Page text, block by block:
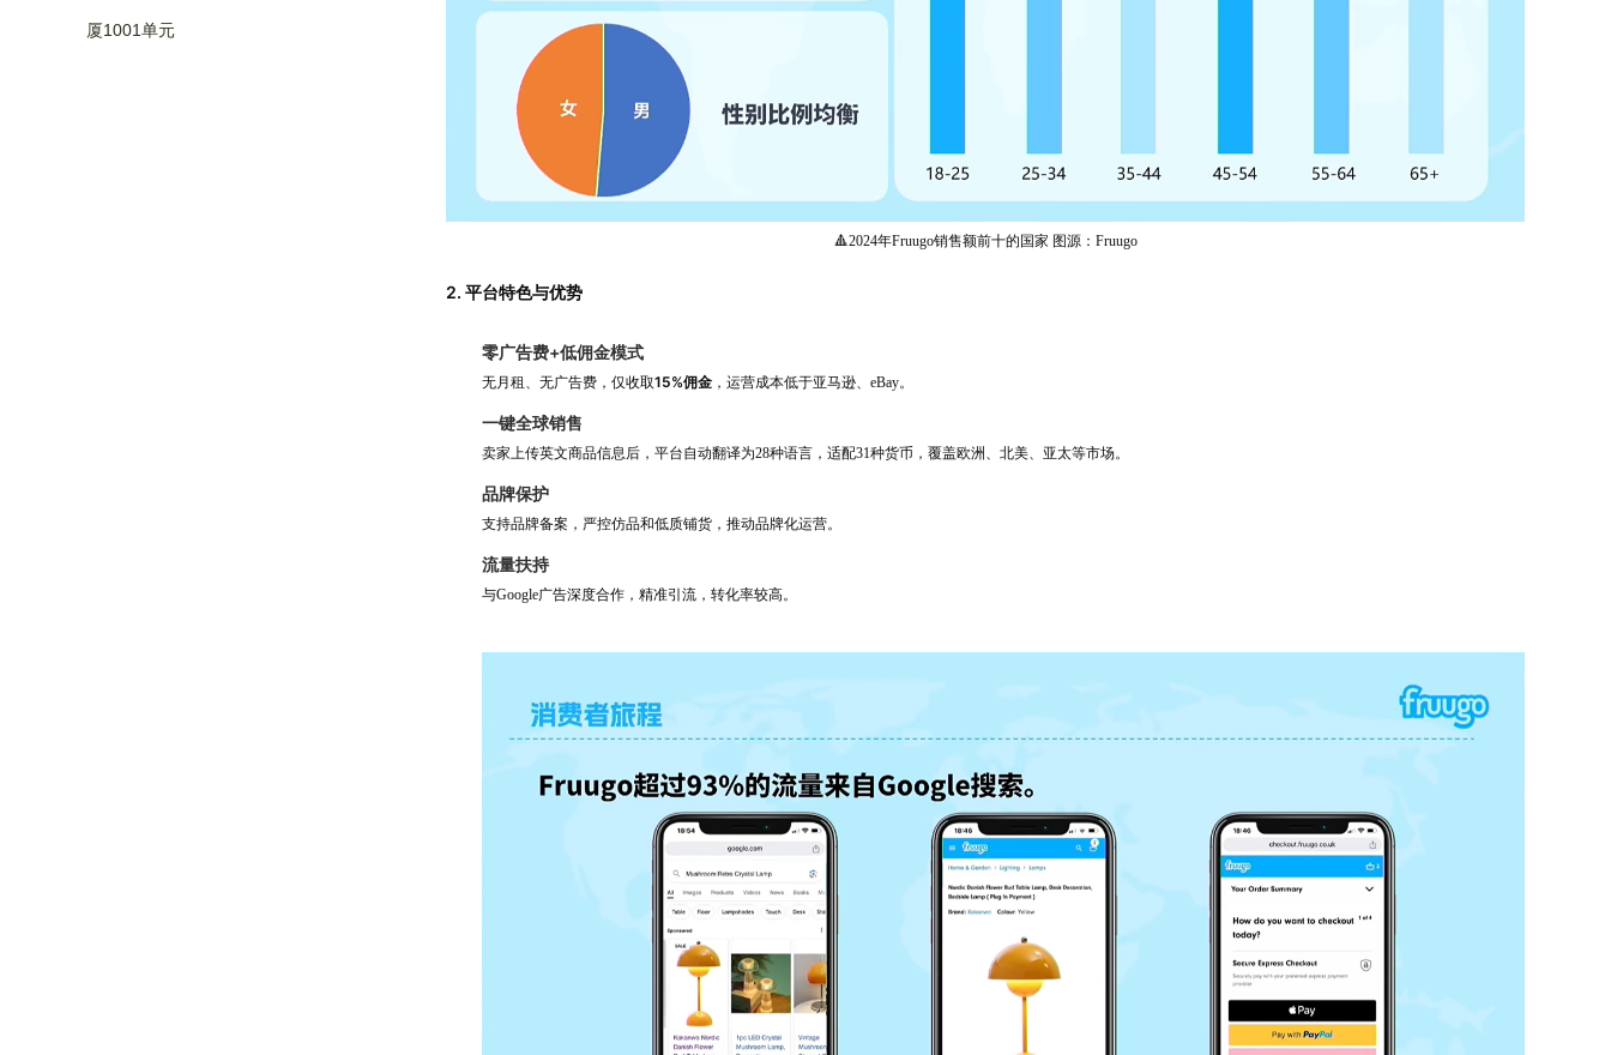
厦1001单元
🔺2024年Fruugo销售额前十的国家 图源：Fruugo
2. 平台特色与优势
零广告费+低佣金模式
无月租、无广告费，仅收取15%佣金 ，运营成本低于亚马逊、eBay。
一键全球销售
卖家上传英文商品信息后，平台自动翻译为28种语言，适配31种货币，覆盖欧洲、北美、亚太等市场。
品牌保护
支持品牌备案，严控仿品和低质铺货，推动品牌化运营。
流量扶持
与Google广告深度合作，精准引流，转化率较高。